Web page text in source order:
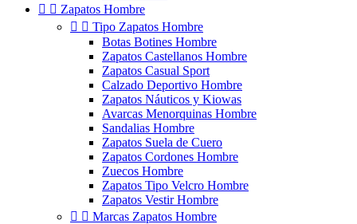
  Zapatos Hombre
  Tipo Zapatos Hombre
Botas Botines Hombre
Zapatos Castellanos Hombre
Zapatos Casual Sport
Calzado Deportivo Hombre
Zapatos Náuticos y Kiowas
Avarcas Menorquinas Hombre
Sandalias Hombre
Zapatos Suela de Cuero
Zapatos Cordones Hombre
Zuecos Hombre
Zapatos Tipo Velcro Hombre
Zapatos Vestir Hombre
  Marcas Zapatos Hombre